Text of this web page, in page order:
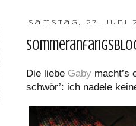
Samstag, 27. Juni
Die liebe Gaby macht’s
schwör’: ich nadele